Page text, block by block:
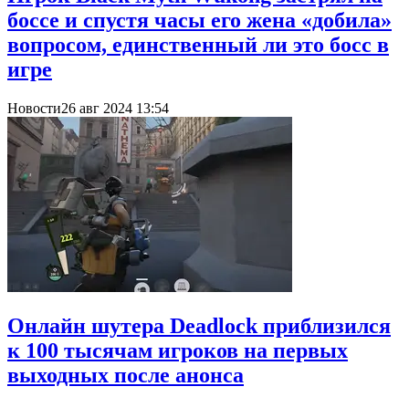
боссе и спустя часы его жена «добила»
вопросом, единственный ли это босс в
игре
Новости26 авг 2024 13:54
Онлайн шутера Deadlock приблизился
к 100 тысячам игроков на первых
выходных после анонса